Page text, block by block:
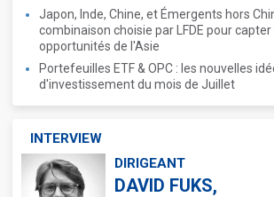
Japon, Inde, Chine, et Émergents hors
combinaison choisie par LFDE pour capter
opportunités de l'Asie
Portefeuilles ETF & OPC : les nouvelles
d'investissement du mois de Juillet
INTERVIEW
DIRIGEANT
DAVID FUKS,